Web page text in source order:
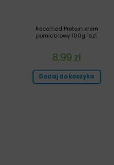
Recomed Protein krem
pomidorowy 100g 1szt
8,99 zł
Dodaj do koszyka